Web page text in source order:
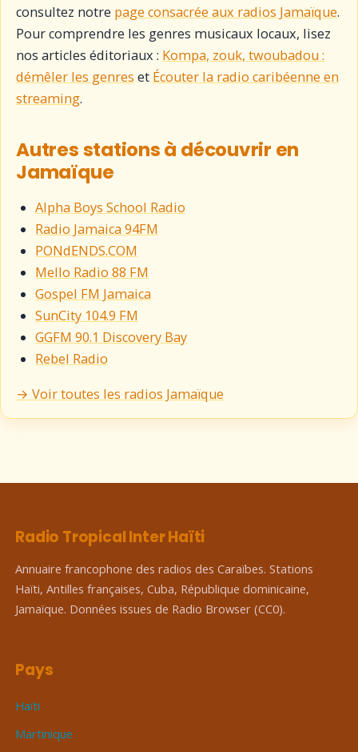
consultez notre page consacrée aux radios Jamaïque.
Pour comprendre les genres musicaux locaux, lisez
nos articles éditoriaux : Kompa, zouk, twoubadou :
démêler les genres et Écouter la radio caribéenne en
streaming.
Autres stations à découvrir en
Jamaïque
Alpha Boys School Radio
Radio Jamaica 94FM
PONdENDS.COM
Mello Radio 88 FM
Gospel FM Jamaica
SunCity 104.9 FM
GGFM 90.1 Discovery Bay
Rebel Radio
→ Voir toutes les radios Jamaïque
Radio Tropical Inter Haïti
Annuaire francophone des radios des Caraïbes. Stations
Haïti, Antilles françaises, Cuba, République dominicaine,
Jamaïque. Données issues de Radio Browser (CC0).
Pays
Haïti
Martinique